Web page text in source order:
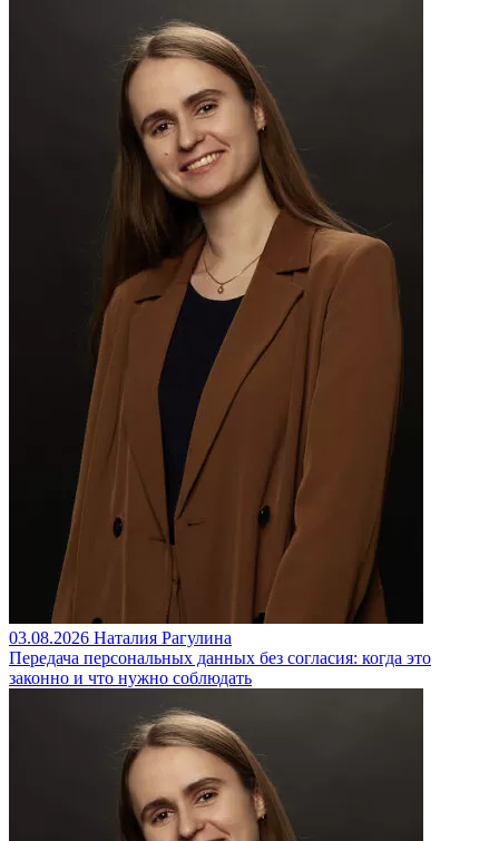
03.08.2026 Наталия Рагулина
Передача персональных данных без согласия: когда это
законно и что нужно соблюдать